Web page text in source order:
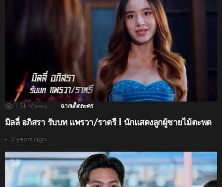
1.5k Views ฉากเด็ดละคร
มิลลี่ อภิสรา รับบท แพรวา/ราตรี | นักแสดงลูกผู้ชายไม้ตะพด
2 years ago